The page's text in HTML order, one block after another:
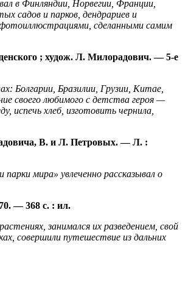
в Финляндии, Норвегии, Франции,
садов и парков, дендрариев и
сделанными самим
; худож. Л. Милорадович. — 5-е
Болгарии, Бразилии, Грузии, Китае,
своего любимого с детства героя —
испечь хлеб, изготовить чернила,
а, В. и Л. Петровых. —Л. :
парки мира» увлеченно рассказывал о
— 368 с. : ил.
занимался их разведением, свой
совершили путешествие из дальних